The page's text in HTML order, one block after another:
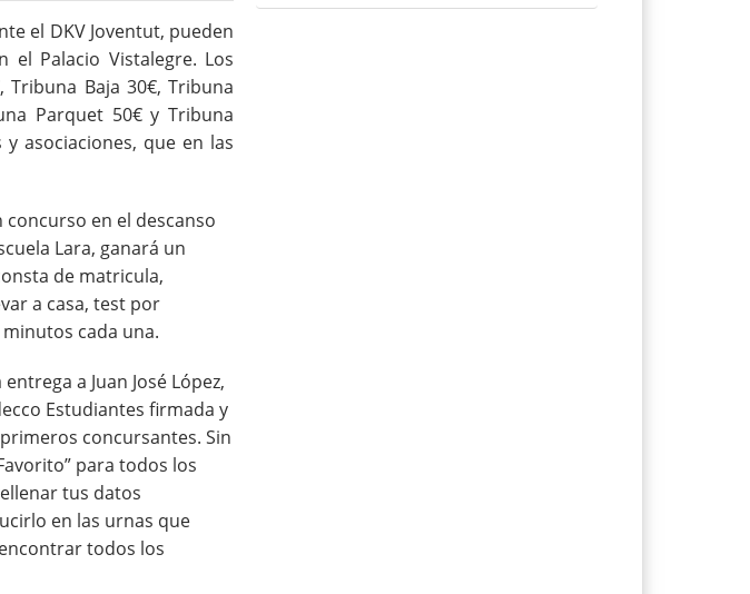
el DKV Joventut, pueden
Palacio Vistalegre. Los
Baja 30€, Tribuna
Parquet 50€ y Tribuna
asociaciones, que en las
en el descanso
Lara, ganará un
de matricula,
a casa, test por
cada una.
a Juan José López,
Estudiantes firmada y
concursantes. Sin
para todos los
tus datos
en las urnas que
todos los